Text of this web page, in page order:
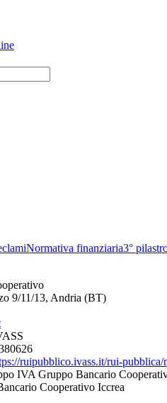
Normativa finanziaria3°
9/11/13, Andria (BT)
ruipubblico.ivass.it/rui-pubblica/
IVA Gruppo Bancario
Cooperativo Iccrea